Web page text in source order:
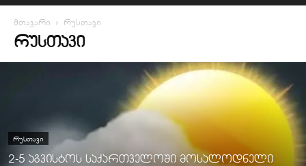
მთავარი რუსთავი
ᲠᲣᲡᲗᲐᲕᲘ
ᲠᲣᲡᲗᲐᲕᲘ
2-5 აგვისტოს საქართველოში მოსალოდნელი